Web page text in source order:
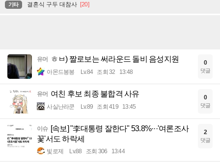
기타 결혼식 구두 대참사 [20]
유머 ㅎㅂ) 짤로보는 써라운드 돌비 음성지원
아몬드봉봉 Lv.84 조회 32 13:48
0
댓글
유머 여친 후보 최종 불합격 사유
사실난라쿤 Lv.89 조회 419 13:45
0
댓글
이슈 [속보] "李대통령 잘한다" 53.8%···'여론조사
꽃'서도 하락세
빛로제 Lv.88 조회 306 13:44
2
댓글